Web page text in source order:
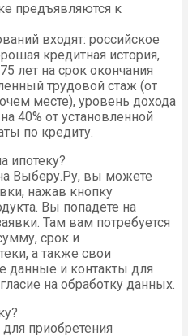
предъявляются к
входят: российское
кредитная история,
лет на срок окончания
трудовой стаж (от
месте), уровень дохода
40% от установленной
по кредиту.
ипотеку?
Выберу.Ру, вы можете
нажав кнопку
Вы попадете на
Там вам потребуется
срок и
а также свои
данные и контакты для
на обработку данных.
приобретения